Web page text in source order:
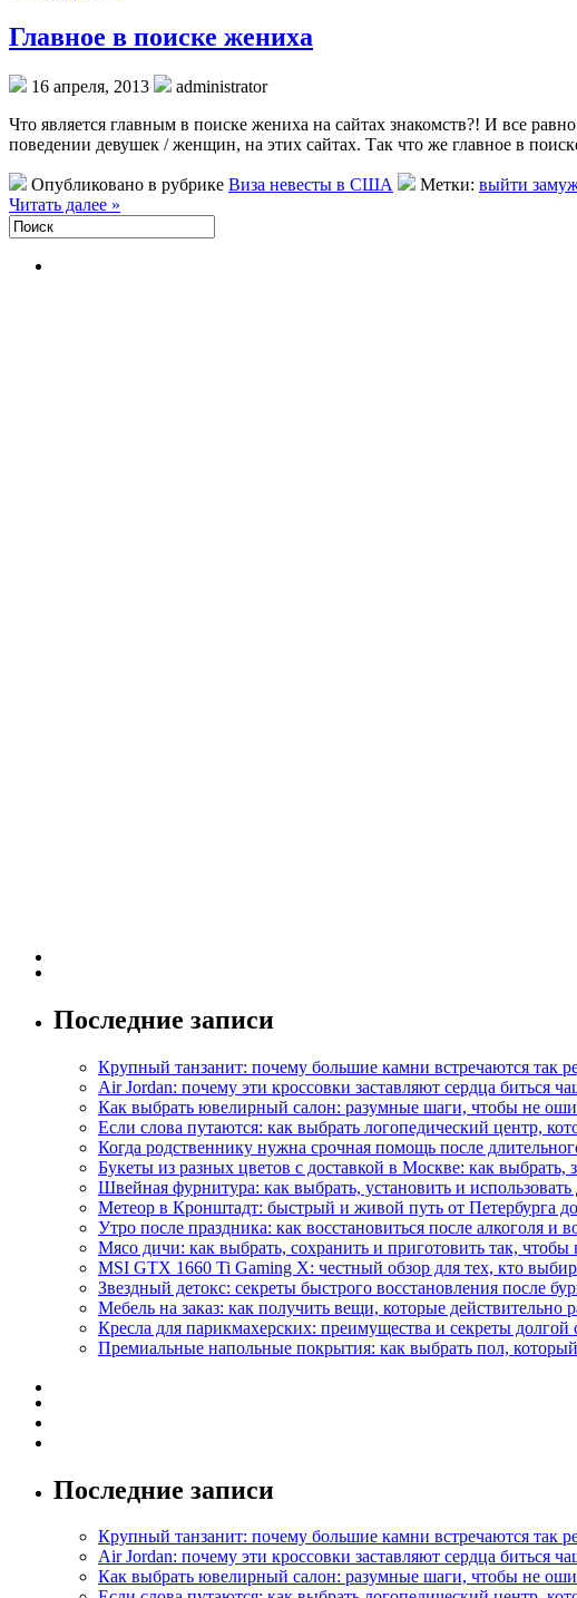
Главное в поиске жениха
16 апреля, 2013
administrator
Что является главным в поиске жениха на сайтах знакомств?! И все
поведении девушек / женщин, на этих сайтах. Так что же главное в
Опубликовано в рубрике Виза невесты в США Метки: выйти
Читать далее »
Последние записи
Крупный танзанит: почему большие камни встречаются так
Air Jordan: почему эти кроссовки заставляют сердца биться
Как выбрать ювелирный салон: разумные шаги, чтобы не
Если слова путаются: как выбрать логопедический центр,
Когда родственнику нужна срочная помощь после
Букеты из разных цветов с доставкой в Москве: как выбрать,
Швейная фурнитура: как выбрать, установить и использовать
Метеор в Кронштадт: быстрый и живой путь от Петербурга до
Утро после праздника: как восстановиться после алкоголя и
Мясо дичи: как выбрать, сохранить и приготовить так, чтобы
MSI GTX 1660 Ti Gaming X: честный обзор для тех, кто
Звездный детокс: секреты быстрого восстановления после
Мебель на заказ: как получить вещи, которые действительно
Кресла для парикмахерских: преимущества и секреты
Премиальные напольные покрытия: как выбрать пол,
Последние записи
Крупный танзанит: почему большие камни встречаются так
Air Jordan: почему эти кроссовки заставляют сердца биться
Как выбрать ювелирный салон: разумные шаги, чтобы не